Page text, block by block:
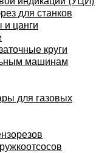
для станков
цанги
круги
машинам
для газовых